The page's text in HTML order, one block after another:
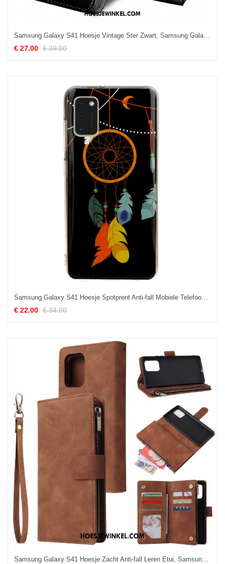
Samsung Galaxy S41 Hoesje Vintage Ster Zwart, Samsung Galaxy S41 Hoesje Hoes Bedrijf
€ 27.00 € 39.00
Samsung Galaxy S41 Hoesje Spotprent Anti-fall Mobiele Telefoon, Samsung Galaxy S41 Hoesje Ster Zwart
€ 22.00 € 34.00
Samsung Galaxy S41 Hoesje Zacht Anti-fall Leren Etui, Samsung Galaxy S41 Hoesje Mobiele Telefoon All Inclusive Braun